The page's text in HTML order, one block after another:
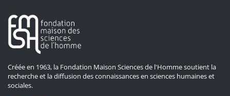
Créée en 1963, la Fondation Maison Sciences de l'Homme soutient la
recherche et la diffusion des connaissances en sciences humaines et
sociales.